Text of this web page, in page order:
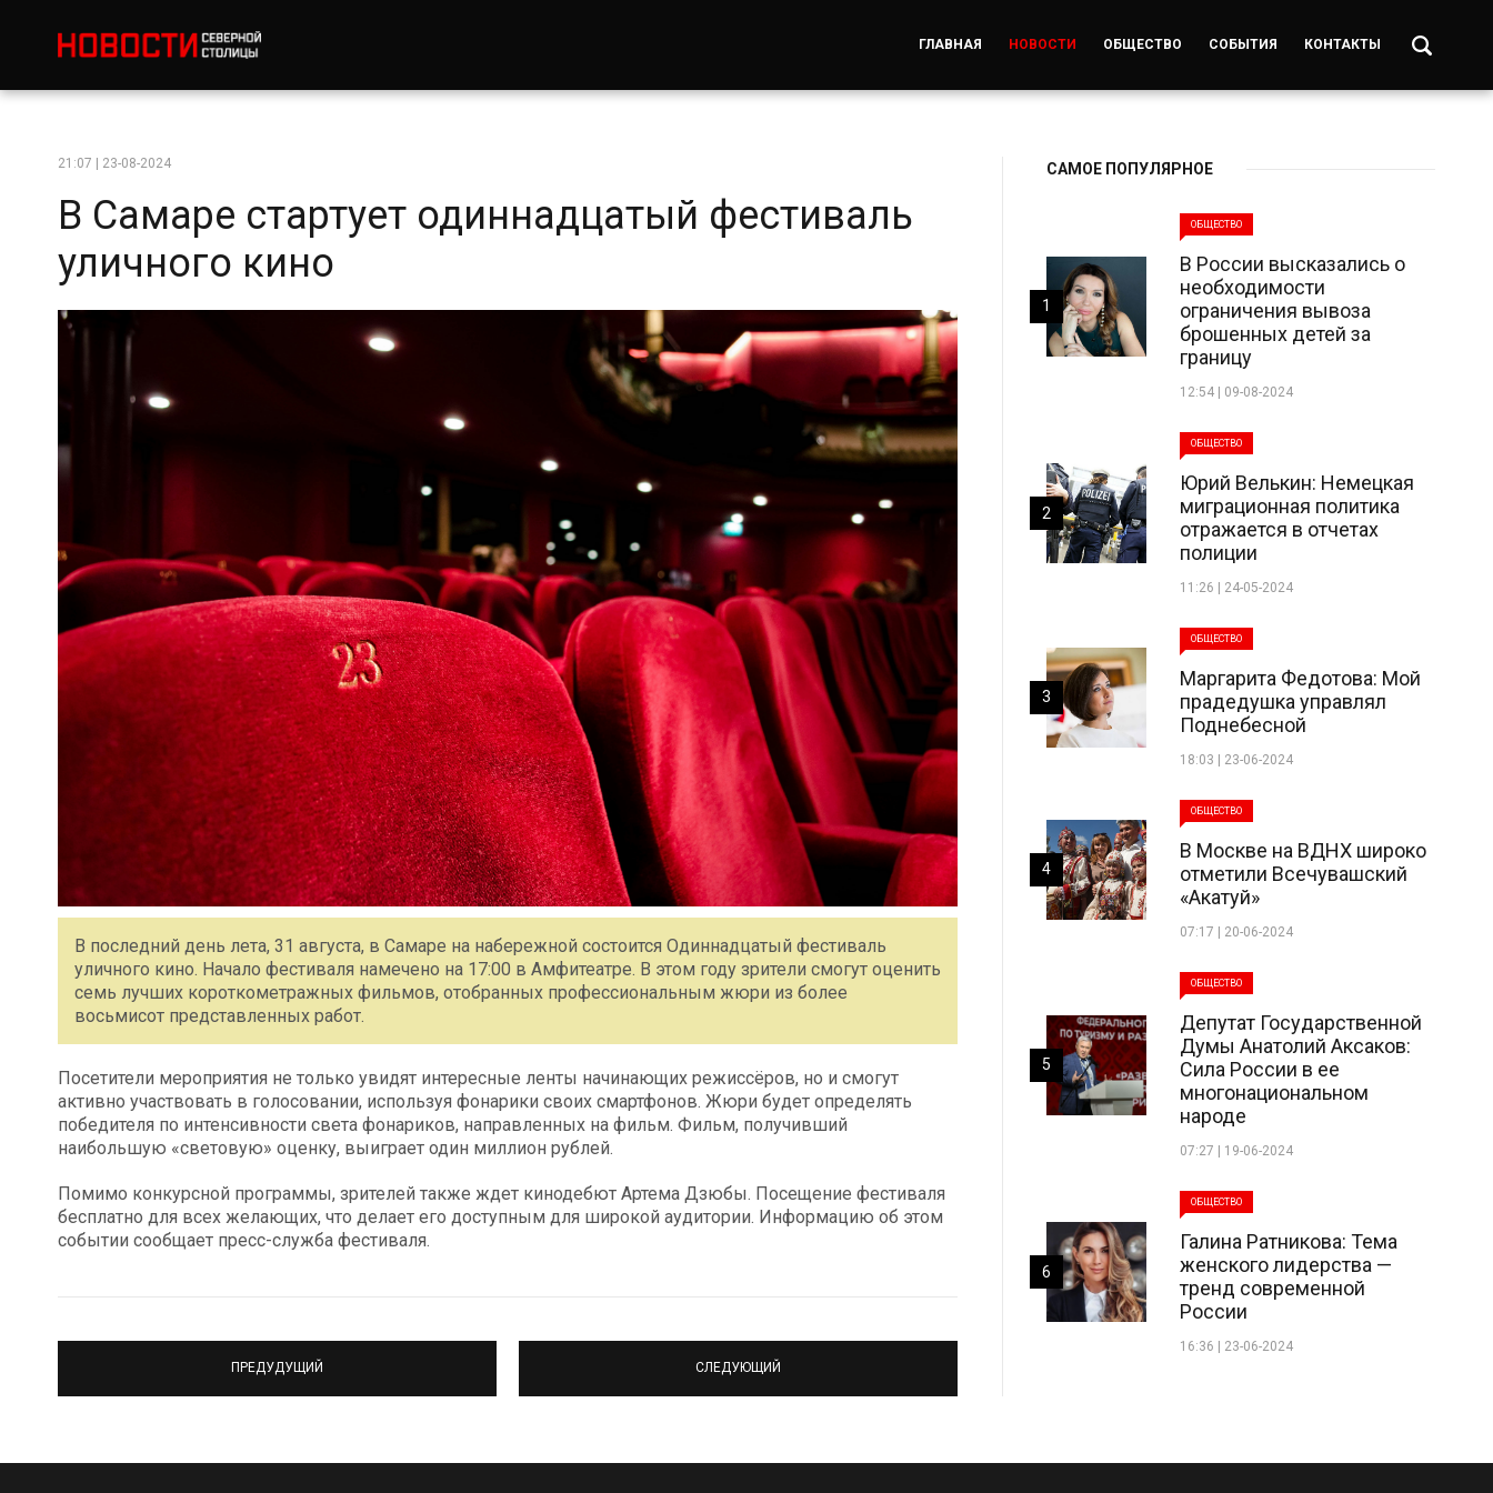
ГЛАВНАЯ НОВОСТИ ОБЩЕСТВО СОБЫТИЯ КОНТАКТЫ
21:07 | 23-08-2024
В Самаре стартует одиннадцатый фестиваль
уличного кино
В последний день лета, 31 августа, в Самаре на набережной состоится Одиннадцатый фестиваль
уличного кино. Начало фестиваля намечено на 17:00 в Амфитеатре. В этом году зрители смогут оценить
семь лучших короткометражных фильмов, отобранных профессиональным жюри из более
восьмисот представленных работ.
Посетители мероприятия не только увидят интересные ленты начинающих режиссёров, но и смогут
активно участвовать в голосовании, используя фонарики своих смартфонов. Жюри будет определять
победителя по интенсивности света фонариков, направленных на фильм. Фильм, получивший
наибольшую «световую» оценку, выиграет один миллион рублей.
Помимо конкурсной программы, зрителей также ждет кинодебют Артема Дзюбы. Посещение фестиваля
бесплатно для всех желающих, что делает его доступным для широкой аудитории. Информацию об этом
событии сообщает пресс-служба фестиваля.
ПРЕДУДУЩИЙ СЛЕДУЮЩИЙ
САМОЕ ПОПУЛЯРНОЕ
ОБЩЕСТВО
В России высказались о
необходимости
ограничения вывоза
брошенных детей за
границу
12:54 | 09-08-2024
1
ОБЩЕСТВО
Юрий Велькин: Немецкая
миграционная политика
отражается в отчетах
полиции
11:26 | 24-05-2024
2
ОБЩЕСТВО
Маргарита Федотова: Мой
прадедушка управлял
Поднебесной
18:03 | 23-06-2024
3
ОБЩЕСТВО
В Москве на ВДНХ широко
отметили Всечувашский
«Акатуй»
07:17 | 20-06-2024
4
ОБЩЕСТВО
Депутат Государственной
Думы Анатолий Аксаков:
Сила России в ее
многонациональном
народе
07:27 | 19-06-2024
5
ОБЩЕСТВО
Галина Ратникова: Тема
женского лидерства —
тренд современной
России
16:36 | 23-06-2024
6